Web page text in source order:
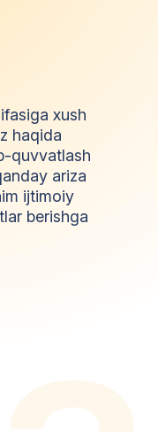
xush
haqida
quvvatlash
ariza
ijtimoiy
berishga